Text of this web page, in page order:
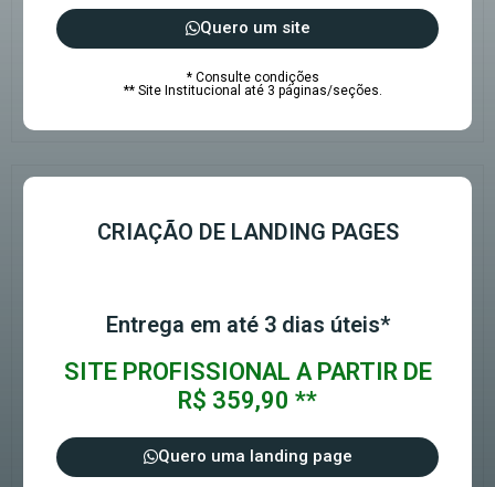
Quero um site
* Consulte condições
** Site Institucional até 3 páginas/seções.
CRIAÇÃO DE LANDING PAGES
Entrega em até 3 dias úteis*
SITE PROFISSIONAL A PARTIR DE
R$ 359,90 **
Quero uma landing page